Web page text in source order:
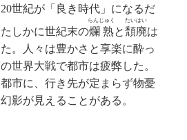
20世紀が「良き時代」になるだ
しかに世紀末の爛熟
らんじゅく
と頽廃
たいはい
は
。人々は豊かさと享楽に酔っ
世界大戦で都市は疲弊した。
市に、行き先が定まらず物憂
影が見えることがある。